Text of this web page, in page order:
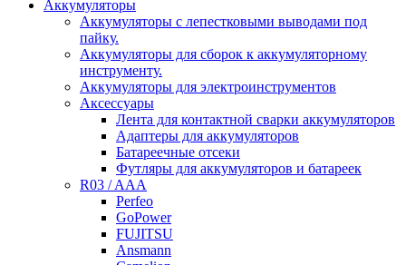
Аккумуляторы
Аккумуляторы с лепестковыми выводами под
пайку.
Аккумуляторы для сборок к аккумуляторному
инструменту.
Аккумуляторы для электроинструментов
Аксессуары
Лента для контактной сварки аккумуляторов
Адаптеры для аккумуляторов
Батареечные отсеки
Футляры для аккумуляторов и батареек
R03 / AAA
Perfeo
GoPower
FUJITSU
Ansmann